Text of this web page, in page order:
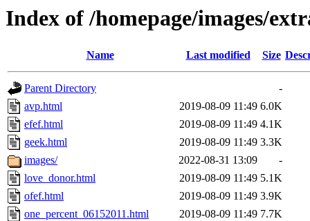
Index of /homepage/images/
Name Last modified Size
Parent Directory
-
avp.html
2019-08-09 11:49 6.0K
efef.html
2019-08-09 11:49 4.1K
geek.html
2019-08-09 11:49 3.3K
images/
2022-08-31 13:09
-
love_donor.html
2019-08-09 11:49 5.1K
ofef.html
2019-08-09 11:49 3.9K
one_percent_06152011.html
2019-08-09 11:49 7.7K